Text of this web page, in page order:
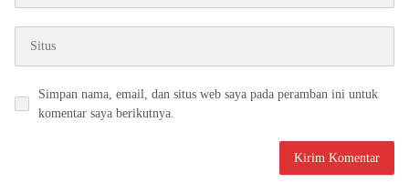
Simpan nama, email, dan situs web saya pada peramban ini untuk
komentar saya berikutnya.